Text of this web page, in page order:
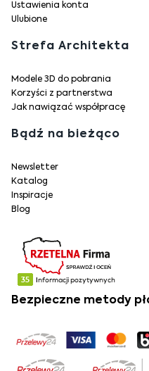
Ustawienia konta
Ulubione
Strefa Architekta
Modele 3D do pobrania
Korzyści z partnerstwa
Jak nawiązać współpracę
Bądź na bieżąco
Newsletter
Katalog
Inspiracje
Blog
Bezpieczne metody